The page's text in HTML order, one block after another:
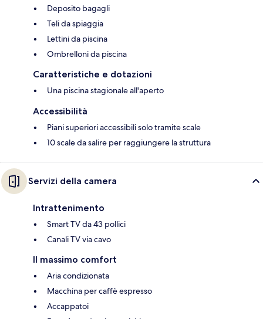
Deposito bagagli
Teli da spiaggia
Lettini da piscina
Ombrelloni da piscina
Caratteristiche e dotazioni
Una piscina stagionale all'aperto
Accessibilità
Piani superiori accessibili solo tramite scale
10 scale da salire per raggiungere la struttura
Servizi della camera
Intrattenimento
Smart TV da 43 pollici
Canali TV via cavo
Il massimo comfort
Aria condizionata
Macchina per caffè espresso
Accappatoi